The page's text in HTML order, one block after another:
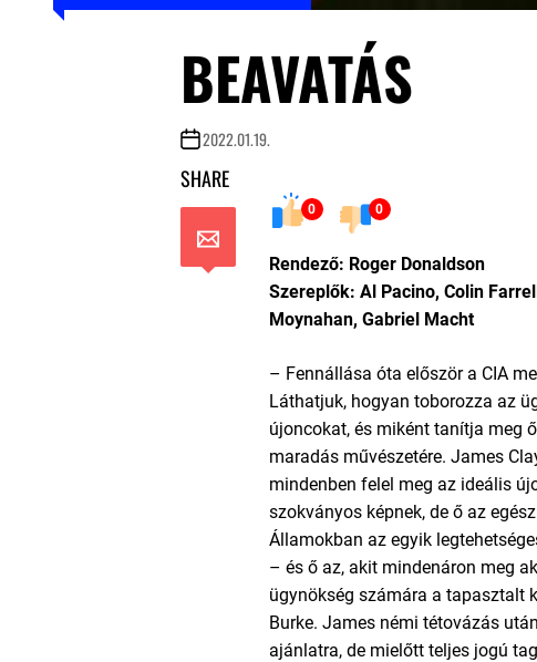
BEAVATÁS
2022.01.19.
SHARE
0 0
Rendező: Roger Donaldson
Szereplők: Al Pacino, Colin
Moynahan, Gabriel Macht
– Fennállása óta először a CIA
Láthatjuk, hogyan toborozza az
újoncokat, és miként tanítja meg
maradás művészetére. James
mindenben felel meg az ideális
szokványos képnek, de ő az
Államokban az egyik
– és ő az, akit mindenáron meg
ügynökség számára a tapasztalt
Burke. James némi tétovázás
ajánlatra, de mielőtt teljes jogú